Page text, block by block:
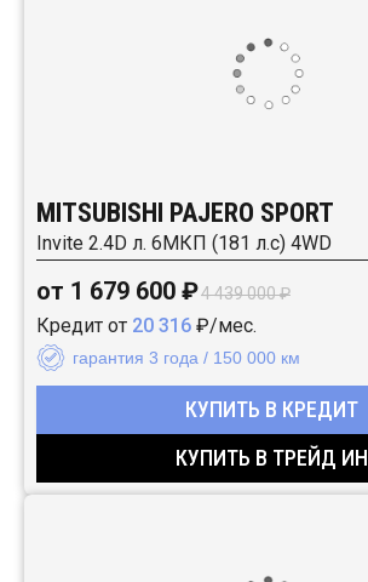
MITSUBISHI PAJERO SPORT
Invite 2.4D л. 6МКП (181 л.с) 4WD
от 1 679 600 ₽4 439 000 ₽
Кредит от 20 316 ₽/мес.
гарантия 3 года / 150 000 км
КУПИТЬ В КРЕДИТ
КУПИТЬ В ТРЕЙД ИН